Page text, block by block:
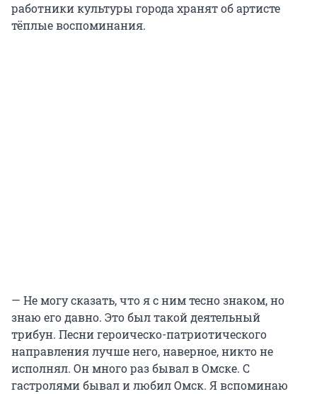
работники культуры города хранят об артисте
тёплые воспоминания.
— Не могу сказать, что я с ним тесно знаком, но
знаю его давно. Это был такой деятельный
трибун. Песни героическо-патриотического
направления лучше него, наверное, никто не
исполнял. Он много раз бывал в Омске. С
гастролями бывал и любил Омск. Я вспоминаю